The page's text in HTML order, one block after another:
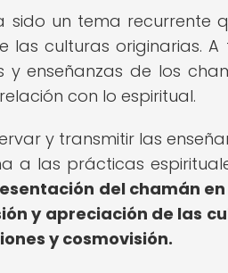
sido un tema recurrente
las culturas originarias. A
enseñanzas de los
con lo espiritual.
y transmitir las
a las prácticas
del chamán
y apreciación de las
y cosmovisión.